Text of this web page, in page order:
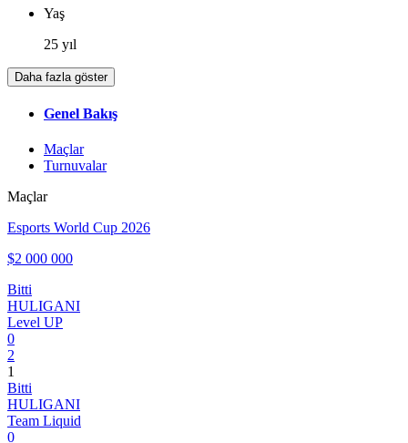
Yaş
25 yıl
Daha fazla göster
Genel Bakış
Maçlar
Turnuvalar
Maçlar
Esports World Cup 2026
$2 000 000
Bitti
HULIGANI
Level UP
0
2
1
Bitti
HULIGANI
Team Liquid
0